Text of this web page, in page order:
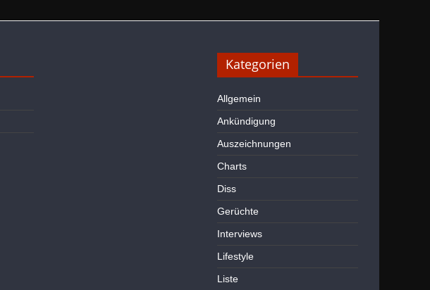
Kategorien
Allgemein
Ankündigung
Auszeichnungen
Charts
Diss
Gerüchte
Interviews
Lifestyle
Liste